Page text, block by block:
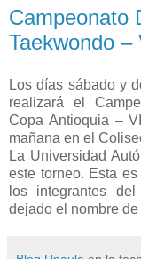
Campeonato
Taekwondo
Los días sábado y
realizará el
Copa Antioquia –
mañana en el
La Universidad
este torneo. Esta
los integrantes
dejado el nombre